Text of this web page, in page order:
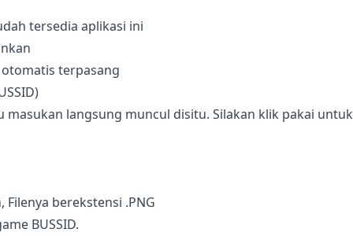
tersedia aplikasi ini
otomatis terpasang
masukan langsung muncul disitu. Silakan klik pakai untuk
berekstensi .PNG
BUSSID.